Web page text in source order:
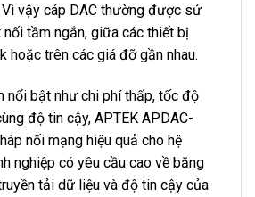
vậy cáp DAC thường được sử
tầm ngắn, giữa các thiết bị
hoặc trên các giá đỡ gần nhau.
nổi bật như chi phí thấp, tốc độ
độ tin cậy, APTEK APDAC-
nối mạng hiệu quả cho hệ
nghiệp có yêu cầu cao về băng
tải dữ liệu và độ tin cậy của